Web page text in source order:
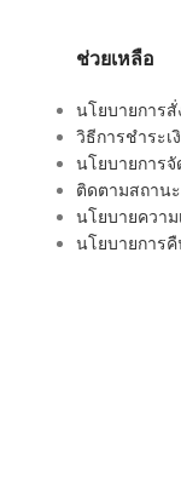
ช่วยเหลือ
นโยบายการสั่
วิธีการชำระเ
นโยบายการ
ติดตามสถาน
นโยบายควา
นโยบายการ